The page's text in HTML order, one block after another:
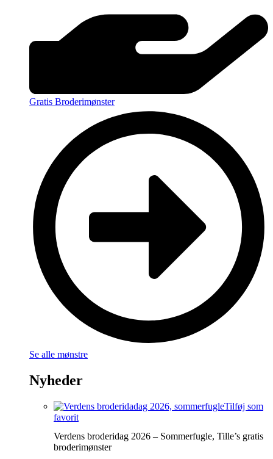
Gratis Broderimønster
Se alle mønstre
Nyheder
Tilføj som
favorit
Verdens broderidag 2026 – Sommerfugle, Tille’s gratis
broderimønster